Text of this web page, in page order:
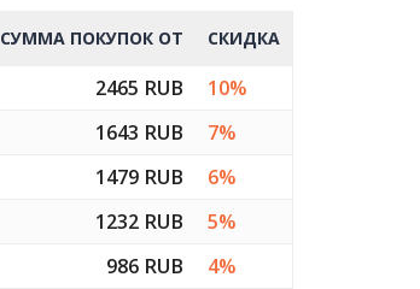
СУММА ПОКУПОК ОТ СКИДКА
2465 RUB
10%
1643 RUB
7%
1479 RUB
6%
1232 RUB
5%
986 RUB
4%